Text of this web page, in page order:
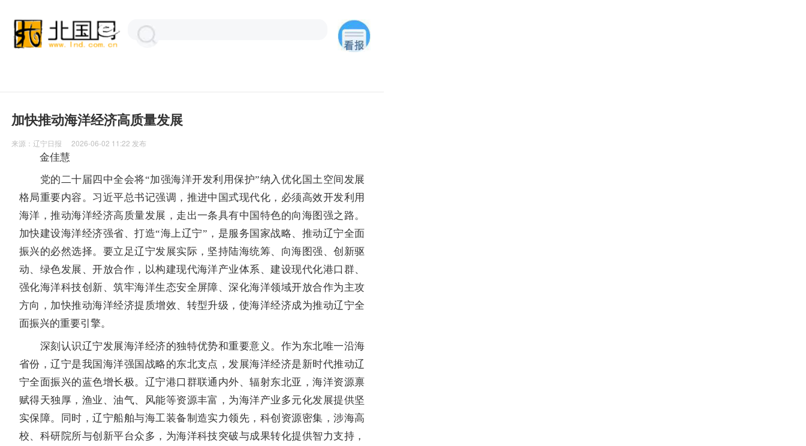
加快推动海洋经济高质量发展
来源：辽宁日报 2026-06-02 11:22 发布
金佳慧
党的二十届四中全会将“加强海洋开发利用保护”纳入优化国土空间发展
格局重要内容。习近平总书记强调，推进中国式现代化，必须高效开发利用
海洋，推动海洋经济高质量发展，走出一条具有中国特色的向海图强之路。
加快建设海洋经济强省、打造“海上辽宁”，是服务国家战略、推动辽宁全面
振兴的必然选择。要立足辽宁发展实际，坚持陆海统筹、向海图强、创新驱
动、绿色发展、开放合作，以构建现代海洋产业体系、建设现代化港口群、
强化海洋科技创新、筑牢海洋生态安全屏障、深化海洋领域开放合作为主攻
方向，加快推动海洋经济提质增效、转型升级，使海洋经济成为推动辽宁全
面振兴的重要引擎。
深刻认识辽宁发展海洋经济的独特优势和重要意义。作为东北唯一沿海
省份，辽宁是我国海洋强国战略的东北支点，发展海洋经济是新时代推动辽
宁全面振兴的蓝色增长极。辽宁港口群联通内外、辐射东北亚，海洋资源禀
赋得天独厚，渔业、油气、风能等资源丰富，为海洋产业多元化发展提供坚
实保障。同时，辽宁船舶与海工装备制造实力领先，科创资源密集，涉海高
校、科研院所与创新平台众多，为海洋科技突破与成果转化提供智力支持，